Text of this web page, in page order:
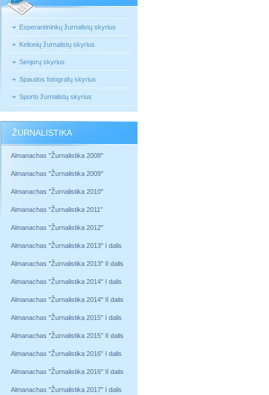
Esperantininkų žurnalistų skyrius
Kelionių žurnalistų skyrius
Senjorų skyrius
Spaudos fotografų skyrius
Sporto žurnalistų skyrius
ŽURNALISTIKA
Almanachas "Žurnalistika 2008"
Almanachas "Žurnalistika 2009"
Almanachas "Žurnalistika 2010"
Almanachas "Žurnalistika 2011"
Almanachas "Žurnalistika 2012"
Almanachas "Žurnalistika 2013" I dalis
Almanachas "Žurnalistika 2013" II dalis
Almanachas "Žurnalistika 2014" I dalis
Almanachas "Žurnalistika 2014" II dalis
Almanachas "Žurnalistika 2015" I dalis
Almanachas "Žurnalistika 2015" II dalis
Almanachas "Žurnalistika 2016" I dalis
Almanachas "Žurnalistika 2016" II dalis
Almanachas "Žurnalistika 2017" I dalis